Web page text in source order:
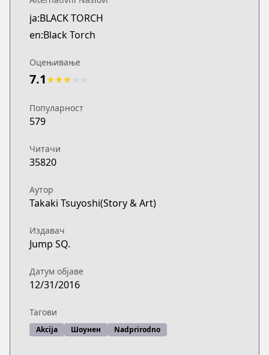
ja:BLACK TORCH
en:Black Torch
Оцењивање
7.1★★★
Популарност
579
Читачи
35820
Аутор
Takaki Tsuyoshi(Story & Art)
Издавач
Jump SQ.
Датум објаве
12/31/2016
Тагови
Akcija Шоунен Nadprirodno